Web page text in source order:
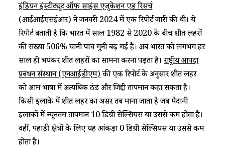
इंडियन इंस्टीट्यूट ऑफ साइंस एजुकेशन एंड रिसर्च
(आईआईएसईआर) ने जनवरी 2024 में एक रिपोर्ट जारी की थी। ये
रिपोर्ट बताती है कि भारत में साल 1982 से 2020 के बीच शीत लहरों
की संख्या 506% यानी पांच गुनी बढ़ गई है। अब भारत को लगभग हर
साल ही भयंकर शीत लहरों का सामना करना पड़ता है।राष्ट्रीय आपदा
प्रबंधन संस्थान (एनआईडीएम)की एक रिपोर्ट के अनुसार शीत लहर
को आम भाषा में अत्यधिक ठंड और जिद्दी तापमान कहा सकता है।
किसी इलाके में शीत लहर का असर तब माना जाता है जब मैदानी
इलाकों में न्यूनतम तापमान 10 डिग्री सेल्सियस या उससे कम होता है।
वहीं, पहाड़ी क्षेत्रों के लिए यह आंकड़ा 0 डिग्री सेल्सियस या उससे कम
होता है।